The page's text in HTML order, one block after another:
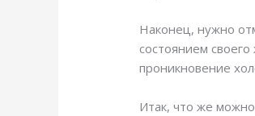
Наконец, нужно
состоянием
проникновение
Итак, что же